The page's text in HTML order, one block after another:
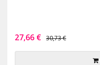
27,66 € 30,73 €